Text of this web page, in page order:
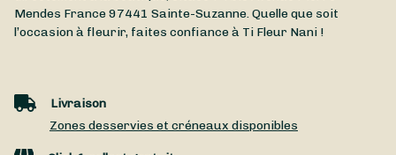
Mendes France97441 Sainte-Suzanne. Quelle que soit
l’occasion à fleurir, faites confiance à Ti Fleur Nani !
Livraison
Zones desservies et créneaux disponibles